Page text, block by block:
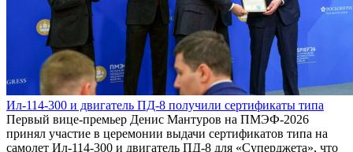
Ил-114-300 и двигатель ПД-8 получили сертификаты типа
Первый вице-премьер Денис Мантуров на ПМЭФ-2026
принял участие в церемонии выдачи сертификатов типа на
самолет Ил-114-300 и двигатель ПД-8 для «Суперджета», что